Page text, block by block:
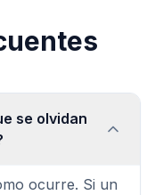
se olvidan
ocurre. Si un